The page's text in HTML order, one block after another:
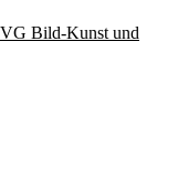
Bild-Kunst und